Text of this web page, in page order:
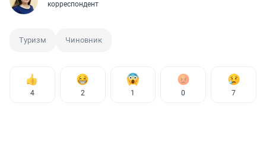
корреспондент
Туризм Чиновник
4 2 1 0 7